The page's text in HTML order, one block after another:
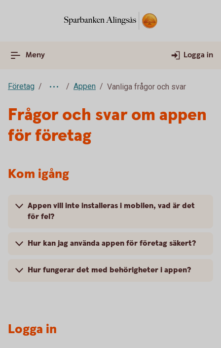
Meny Logga in
Företag Appen Vanliga frågor och svar
Frågor och svar om appen
för företag
Kom igång
Appen vill inte installeras i mobilen, vad är det
för fel?
Hur kan jag använda appen för företag säkert?
Hur fungerar det med behörigheter i appen?
Logga in